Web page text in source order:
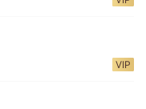
VIP